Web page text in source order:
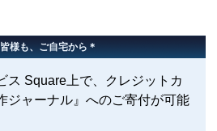
様も、ご自宅から＊
ス Square上で、クレジットカ
ジャーナル』へのご寄付が可能